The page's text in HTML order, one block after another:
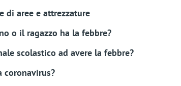
di aree e attrezzature
o il ragazzo ha la febbre?
scolastico ad avere la febbre?
coronavirus?